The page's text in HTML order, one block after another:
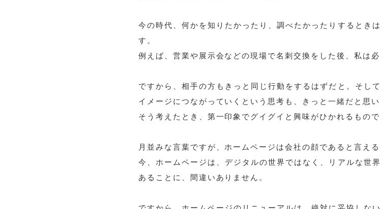
今の時代、何かを知りたかったり、調べたかったりするとき
す。
例えば、営業や展示会などの現場で名刺交換をした後、私は
ですから、相手の方もきっと同じ行動をするはずだと。そし
イメージにつながっていくという思考も、きっと一緒だと思い
そう考えたとき、第一印象でグイグイと興味がひかれるもの
月並みな言葉ですが、ホームページは会社の顔であると言える
今、ホームページは、デジタルの世界ではなく、リアルな世
あることに、間違いありません。